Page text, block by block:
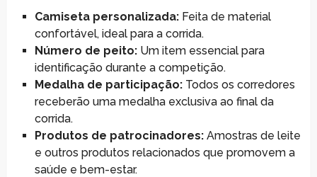
Camiseta personalizada:Feita de material
confortável, ideal para a corrida.
Número de peito:Um item essencial para
identificação durante a competição.
Medalha de participação:Todos os corredores
receberão uma medalha exclusiva ao final da
corrida.
Produtos de patrocinadores:Amostras de leite
e outros produtos relacionados que promovem a
saúde e bem-estar.